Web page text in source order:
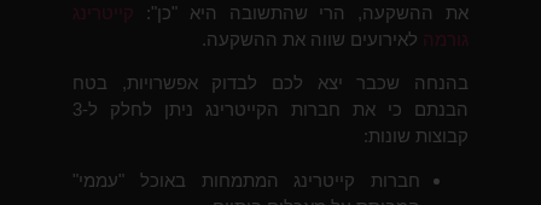
את ההשקעה, הרי שהתשובה היא "כן": קייטרינג
גורמה לאירועים שווה את ההשקעה.
בהנחה שכבר יצא לכם לבדוק אפשרויות, בטח
הבנתם כי את חברות הקייטרינג ניתן לחלק ל-3
קבוצות שונות:
חברות קייטרינג המתמחות באוכל "עממי"